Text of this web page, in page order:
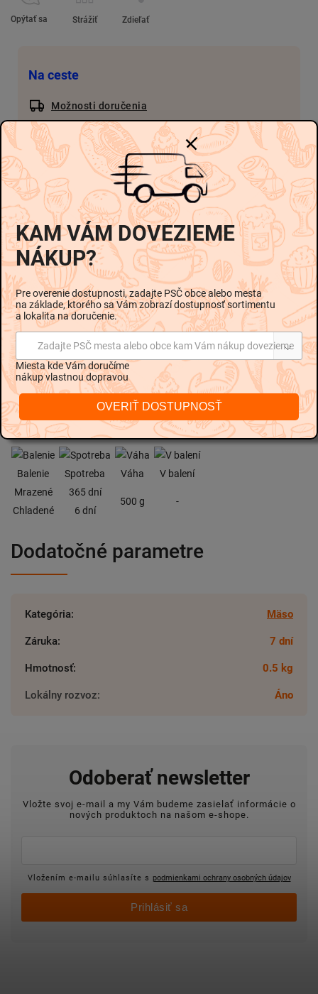
€2,30
€4,60 / 1 kg
Pridať do košíka
Na ceste
Možnosti doručenia
Opýtať sa Strážiť Zdieľať
Popis Hodnotenie Diskusia
Podrobný popis
Kuracie žalúdky z poctivého farmárskeho kuraťa sú vhodné na
každodenné varenie.
Mäso je vákuovo balené bez použitia prídavných plynov.
Balenie Spotreba Váha
V balení
Mrazené
365 dní
500 g
-
Chladené
6 dní
Dodatočné parametre
Kategória: Mäso
Záruka: 7 dní
Hmotnosť: 0.5 kg
Lokálny rozvoz: Áno
Odoberať newsletter
Vložte svoj e-mail a my Vám budeme zasielať informácie o
nových produktoch na našom e-shope.
Vložením e-mailu súhlasíte s podmienkami ochrany osobných údajov
Prihlásiť sa
-
-
KAM VÁM DOVEZIEME
NÁKUP?
Pre overenie dostupnosti, zadajte PSČ obce alebo mesta
na základe, ktorého sa Vám zobrazí dostupnosť sortimentu
a lokalita na doručenie.
Zadajte PSČ mesta alebo obce kam Vám nákup dovezieme
Miesta kde Vám doručíme
nákup vlastnou dopravou
OVERIŤ DOSTUPNOSŤ